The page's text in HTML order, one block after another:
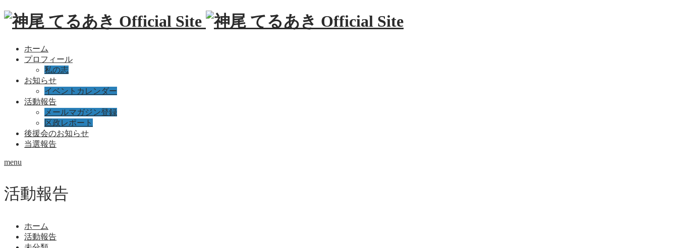
ホーム
プロフィール
私の志
お知らせ
イベントカレンダー
活動報告
メールマガジン登録
区政レポート
後援会のお知らせ
当選報告
menu
活動報告
ホーム
活動報告